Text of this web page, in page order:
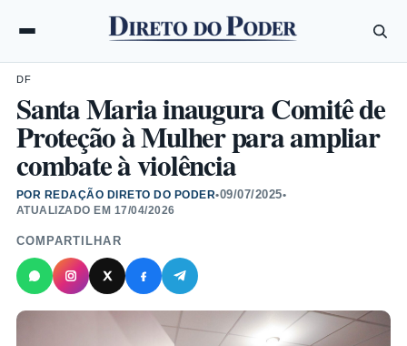
DF
Santa Maria inaugura Comitê de
Proteção à Mulher para ampliar
combate à violência
POR REDAÇÃO DIRETO DO PODER•09/07/2025•
ATUALIZADO EM 17/04/2026
COMPARTILHAR